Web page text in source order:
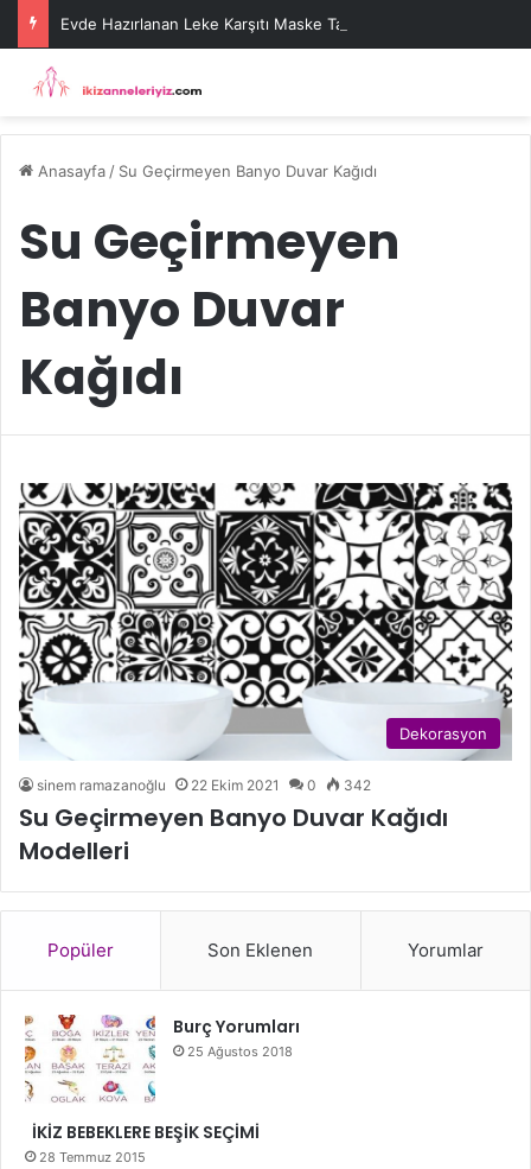
Evde Hazırlanan Leke Karşıtı Maske Tarifleri
Anasayfa / Su Geçirmeyen Banyo Duvar Kağıdı
Su Geçirmeyen
Banyo Duvar
Kağıdı
Dekorasyon
sinem ramazanoğlu 22 Ekim 2021 0 342
Su Geçirmeyen Banyo Duvar Kağıdı
Modelleri
Popüler Son Eklenen Yorumlar
Burç Yorumları
25 Ağustos 2018
İKİZ BEBEKLERE BEŞİK SEÇİMİ
28 Temmuz 2015